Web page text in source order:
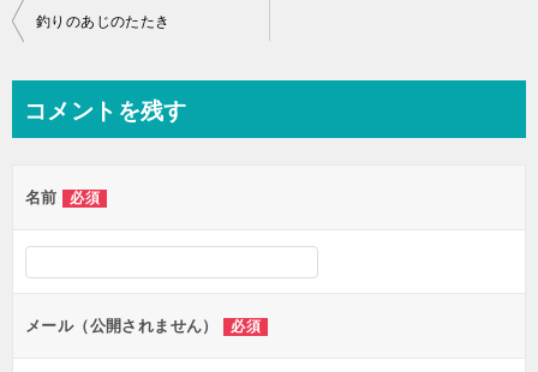
投
ビ
ー
シ
ョ
ン
釣りのあじのたたき
コメントを残す
名前 必須
メール（公開されません） 必須